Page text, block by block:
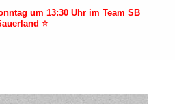
um 13:30 Uhr im Team SB
⭐